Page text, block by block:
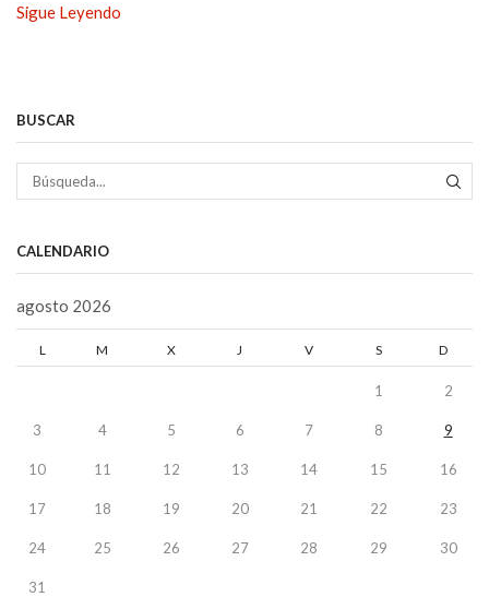
Sigue Leyendo
BUSCAR
CALENDARIO
agosto 2026
L M X J V S D
1 2
3 4 5 6 7 8 9
10 11 12 13 14 15 16
17 18 19 20 21 22 23
24 25 26 27 28 29 30
31